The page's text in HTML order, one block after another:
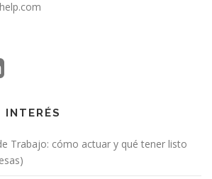
INTERÉS
Trabajo: cómo actuar y qué tener listo